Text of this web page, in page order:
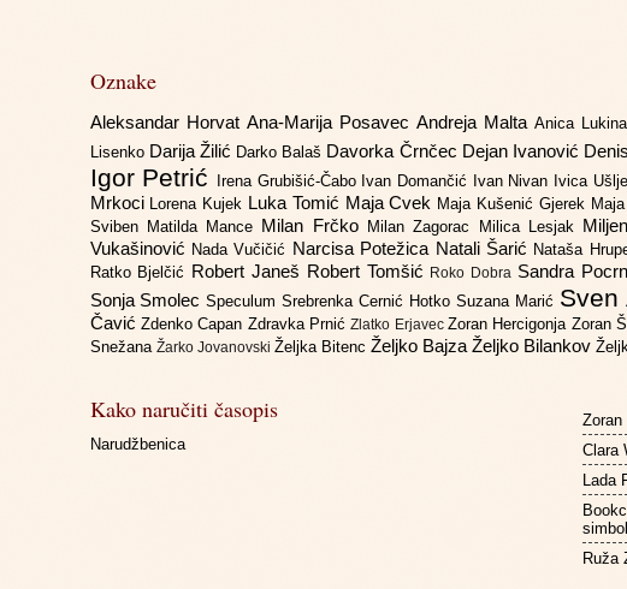
Oznake
Aleksandar Horvat Ana-Marija Posavec Andreja Malta Anica Lukina
Lisenko Darija Žilić Darko Balaš Davorka Črnčec Dejan Ivanović
Igor Petrić Irena Grubišić-Čabo Ivan Domančić Ivan Nivan Ivica
Mrkoci Lorena Kujek Luka Tomić Maja Cvek Maja Kušenić Gjerek
Sviben Matilda Mance Milan Frčko Milan Zagorac Milica Lesjak
Vukašinović Nada Vučičić Narcisa Potežica Natali Šarić Nataša
Ratko Bjelčić Robert Janeš Robert Tomšić Roko Dobra Sandra
Sonja SmolecSpeculumSrebrenka Cernić Hotko Suzana Marić Sven
Čavić Zdenko Capan Zdravka PrnićZlatko Erjavec Zoran Hercigonja Zoran
Snežana Žarko Jovanovski Željka Bitenc Željko BajzaŽeljko Bilankov
Kako naručiti časopis
Narudžbenica
Zoran
Clara
Ruža